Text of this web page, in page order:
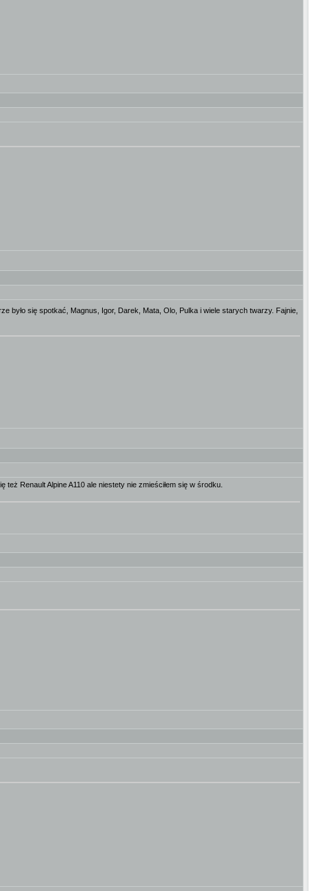
było się spotkać, Magnus, Igor, Darek, Mata, Olo, Pulka i wiele starych twarzy. Fajnie,
Renault Alpine A110 ale niestety nie zmieściłem się w środku.